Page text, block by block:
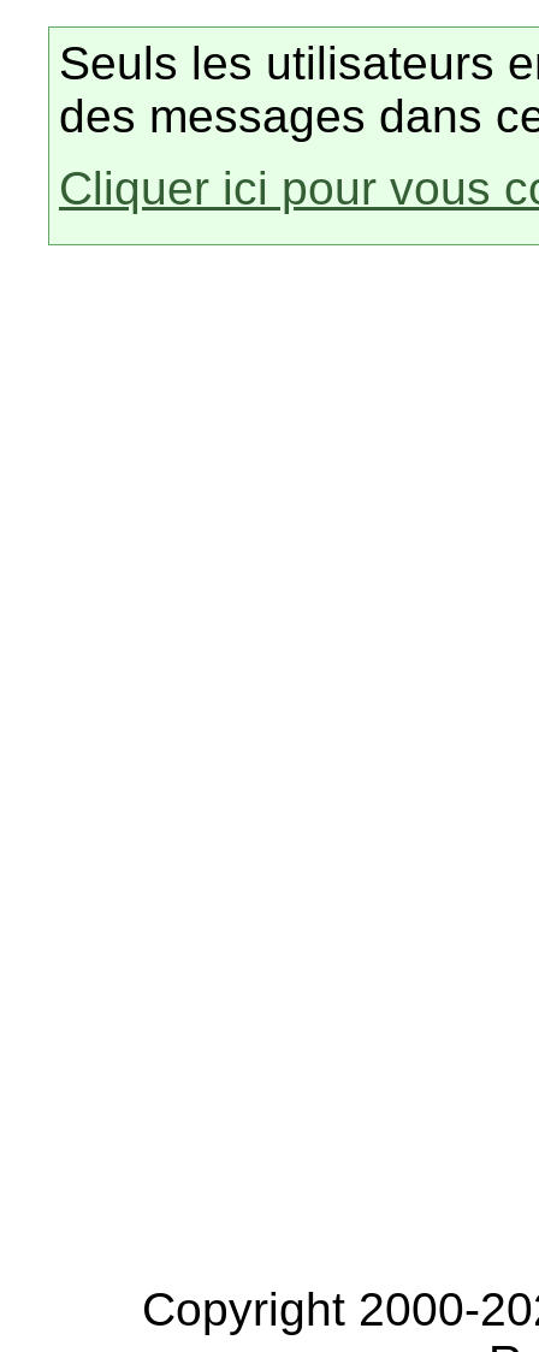
Seuls les utilisateurs
des messages dans
Cliquer ici pour vous
Copyright 2000-